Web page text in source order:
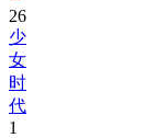
26
少
女
时
代
1